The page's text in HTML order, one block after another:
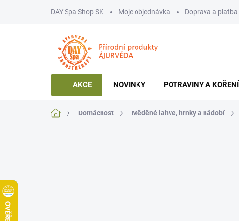
DAY Spa Shop SK Moje objednávka Doprava a platba
AKCE NOVINKY POTRAVINY A KOŘENÍ
Domů Domácnost Měděné lahve, hrnky a nádobí